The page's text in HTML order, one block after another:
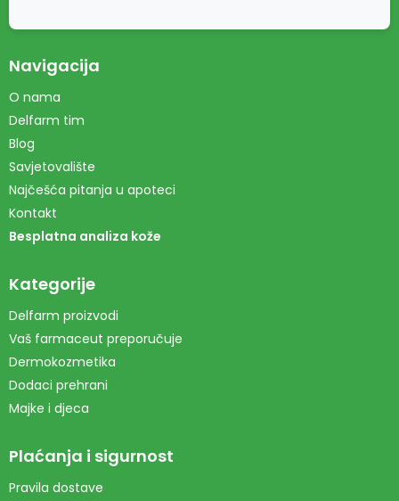
Navigacija
O nama
Delfarm tim
Blog
Savjetovalište
Najčešća pitanja u apoteci
Kontakt
Besplatna analiza kože
Kategorije
Delfarm proizvodi
Vaš farmaceut preporučuje
Dermokozmetika
Dodaci prehrani
Majke i djeca
Plaćanja i sigurnost
Pravila dostave